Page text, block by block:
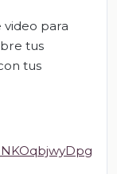
video para
tus
tus